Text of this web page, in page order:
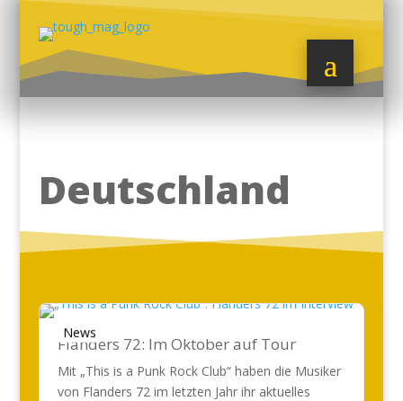
Deutschland
News
Flanders 72: Im Oktober auf Tour
Mit „This is a Punk Rock Club“ haben die Musiker
von Flanders 72 im letzten Jahr ihr aktuelles